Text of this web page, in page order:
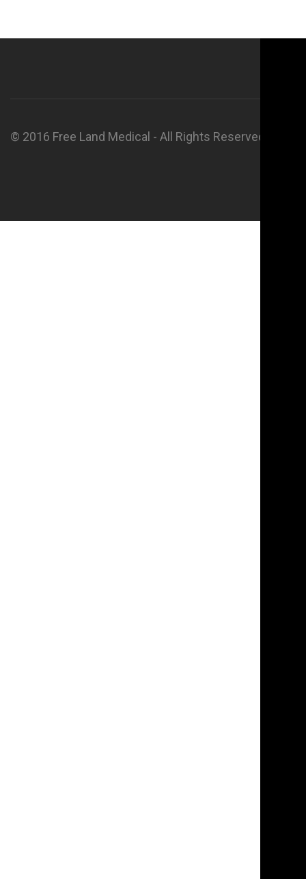
© 2016 Free Land Medical - All Rights Reserved.